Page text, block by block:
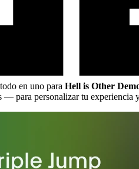
en uno para Hell is Other
— para personalizar tu experiencia